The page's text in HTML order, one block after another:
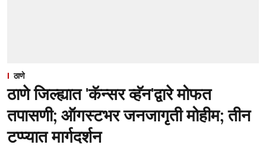
ठाणे
ठाणे जिल्ह्यात 'कॅन्सर व्हॅन'द्वारे मोफत
तपासणी; ऑगस्टभर जनजागृती मोहीम; तीन
टप्प्यात मार्गदर्शन